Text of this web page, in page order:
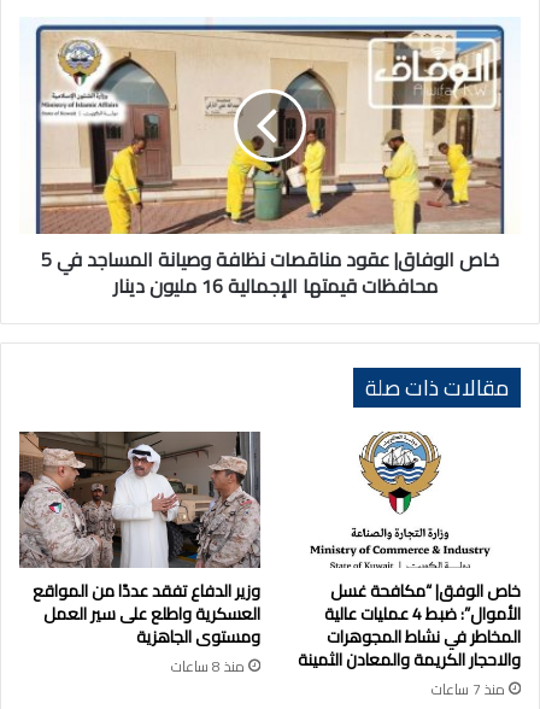
الجاري
2025
خاص
الوفاق|
عقود
مناقصات
وصيانة
المساجد
محافظات
16
دينار
خاص الوفاق| عقود مناقصات نظافة وصيانة المساجد في 5
محافظات قيمتها الإجمالية 16 مليون دينار
مقالات ذات صلة
خاص الوفق| “مكافحة غسل
الأموال”: ضبط 4 عمليات عالية
المخاطر في نشاط المجوهرات
والاحجار الكريمة والمعادن الثمينة
منذ 7 ساعات
وزير الدفاع تفقد عددًا من المواقع
العسكرية واطلع على سير العمل
ومستوى الجاهزية
منذ 8 ساعات